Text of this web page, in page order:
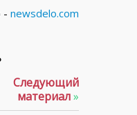
- newsdelo.com
Следующий
материал»